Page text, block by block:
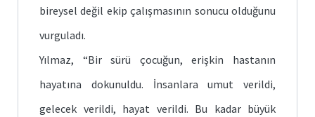
bireysel değil ekip çalışmasının sonucu olduğunu
vurguladı.
Yılmaz, “Bir sürü çocuğun, erişkin hastanın
hayatına dokunuldu. İnsanlara umut verildi,
gelecek verildi, hayat verildi. Bu kadar büyük